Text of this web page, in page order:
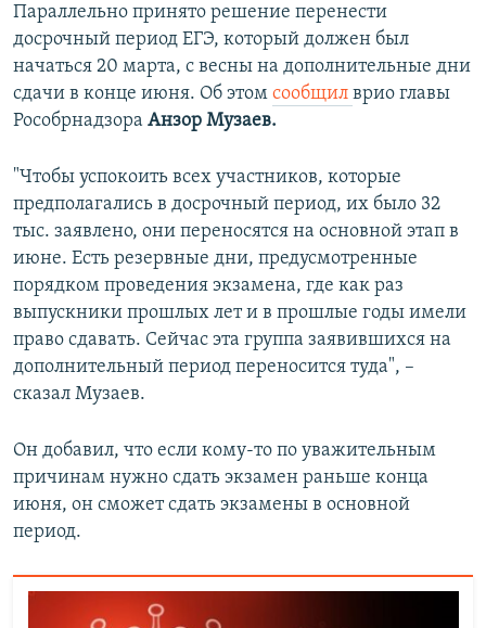
Параллельно принято решение перенести
досрочный период ЕГЭ, который должен был
начаться 20 марта, с весны на дополнительные дни
сдачи в конце июня. Об этом сообщил врио главы
Рособрнадзора Анзор Музаев.
"Чтобы успокоить всех участников, которые
предполагались в досрочный период, их было 32
тыс. заявлено, они переносятся на основной этап в
июне. Есть резервные дни, предусмотренные
порядком проведения экзамена, где как раз
выпускники прошлых лет и в прошлые годы имели
право сдавать. Сейчас эта группа заявившихся на
дополнительный период переносится туда", –
сказал Музаев.
Он добавил, что если кому-то по уважительным
причинам нужно сдать экзамен раньше конца
июня, он сможет сдать экзамены в основной
период.